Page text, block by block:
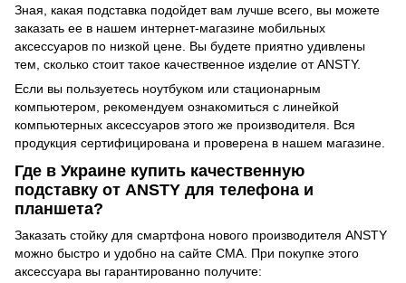
Зная, какая подставка подойдет вам лучше всего, вы можете
заказать ее в нашем интернет-магазине мобильных
аксессуаров по низкой цене. Вы будете приятно удивлены
тем, сколько стоит такое качественное изделие от ANSTY.
Если вы пользуетесь ноутбуком или стационарным
компьютером, рекомендуем ознакомиться с линейкой
компьютерных аксессуаров этого же производителя. Вся
продукция сертифицирована и проверена в нашем магазине.
Где в Украине купить качественную
подставку от ANSTY для телефона и
планшета?
Заказать стойку для смартфона нового производителя ANSTY
можно быстро и удобно на сайте CMA. При покупке этого
аксессуара вы гарантированно получите: